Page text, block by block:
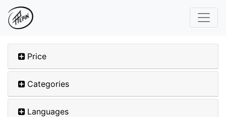
Price
Categories
Languages